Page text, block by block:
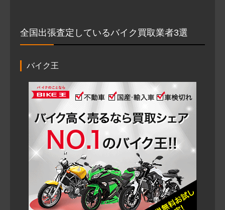
全国出張査定しているバイク買取業者3選
バイク王